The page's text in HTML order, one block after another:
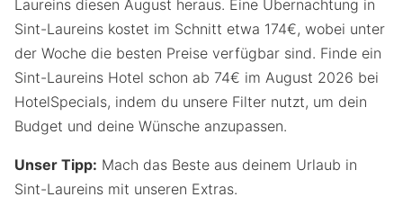
Laureins diesen August heraus. Eine Übernachtung in
Sint-Laureins kostet im Schnitt etwa 174€, wobei unter
der Woche die besten Preise verfügbar sind. Finde ein
Sint-Laureins Hotel schon ab 74€ im August 2026 bei
HotelSpecials, indem du unsere Filter nutzt, um dein
Budget und deine Wünsche anzupassen.
Unser Tipp: Mach das Beste aus deinem Urlaub in
Sint-Laureins mit unseren Extras.